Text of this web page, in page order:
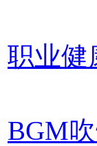
职业健
BGM